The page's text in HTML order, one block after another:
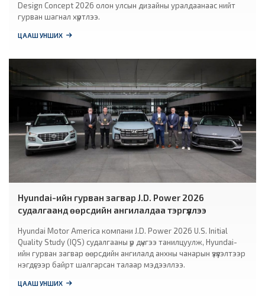
Design Concept 2026 олон улсын дизайны уралдаанаас нийт
гурван шагнал хүртлээ.
ЦААШ УНШИХ
Hyundai-ийн гурван загвар J.D. Power 2026
судалгаанд өөрсдийн ангилалдаа тэргүүллээ
Hyundai Motor America компани J.D. Power 2026 U.S. Initial
Quality Study (IQS) судалгааны үр дүнгээ танилцуулж, Hyundai-
ийн гурван загвар өөрсдийн ангилалд анхны чанарын үзүүлэлтээр
нэгдүгээр байрт шалгарсан талаар мэдээллээ.
ЦААШ УНШИХ